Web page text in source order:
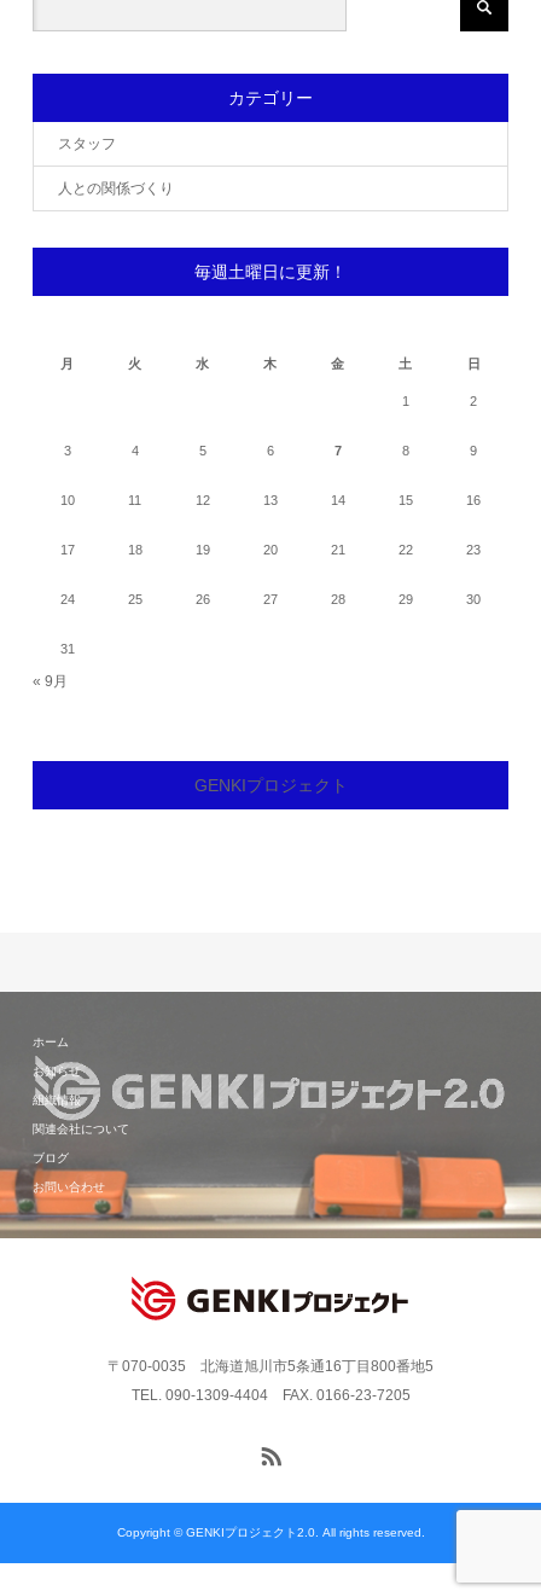
カテゴリー
スタッフ
人との関係づくり
毎週土曜日に更新！
月
火 水 木 金 土 日
1 2
3 4 5 6 7 8 9
10 11 12 13 14 15 16
17 18 19 20 21 22 23
24 25 26 27 28 29 30
31
« 9月
GENKIプロジェクト
ホーム
お知らせ
組織情報
関連会社について
ブログ
お問い合わせ
〒070-0035 北海道旭川市5条通16丁目800番地5
TEL. 090-1309-4404 FAX. 0166-23-7205
Copyright © GENKIプロジェクト2.0. All rights reserved.